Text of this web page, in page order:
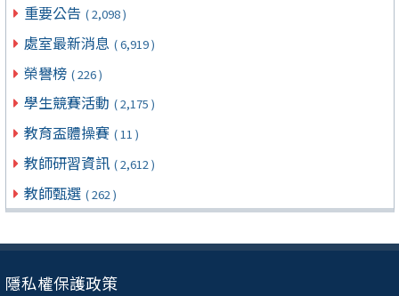
重要公告 ( 2,098 )
處室最新消息 ( 6,919 )
榮譽榜 ( 226 )
學生競賽活動 ( 2,175 )
教育盃體操賽 ( 11 )
教師研習資訊 ( 2,612 )
教師甄選 ( 262 )
隱私權保護政策